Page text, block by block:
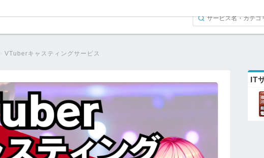
VTuberキャスティングサービス
IT